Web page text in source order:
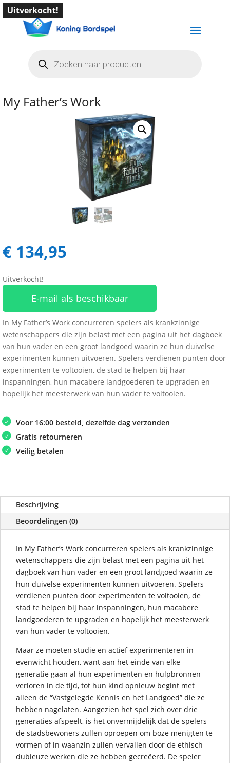
zoeken
Uitverkocht!
My Father’s Work
€ 134,95
Uitverkocht!
E-mail als beschikbaar
In My Father’s Work concurreren spelers als krankzinnige
wetenschappers die zijn belast met een pagina uit het dagboek
van hun vader en een groot landgoed waarin ze hun duivelse
experimenten kunnen uitvoeren. Spelers verdienen punten door
experimenten te voltooien, de stad te helpen bij haar
inspanningen, hun macabere landgoederen te upgraden en
hopelijk het meesterwerk van hun vader te voltooien.
Voor 16:00 besteld, dezelfde dag verzonden
Gratis retourneren
Veilig betalen
Beschrijving
Beoordelingen (0)
In My Father’s Work concurreren spelers als krankzinnige
wetenschappers die zijn belast met een pagina uit het
dagboek van hun vader en een groot landgoed waarin ze
hun duivelse experimenten kunnen uitvoeren. Spelers
verdienen punten door experimenten te voltooien, de
stad te helpen bij haar inspanningen, hun macabere
landgoederen te upgraden en hopelijk het meesterwerk
van hun vader te voltooien.
Maar ze moeten studie en actief experimenteren in
evenwicht houden, want aan het einde van elke
generatie gaan al hun experimenten en hulpbronnen
verloren in de tijd, tot hun kind opnieuw begint met
alleen de “Vastgelegde Kennis en het Landgoed” die ze
hebben nagelaten. Aangezien het spel zich over drie
generaties afspeelt, is het onvermijdelijk dat de spelers
de stadsbewoners zullen oproepen om boze menigten te
vormen of in waanzin zullen vervallen door de ethisch
dubieuze werken die ze hebben gecreëerd. De speler